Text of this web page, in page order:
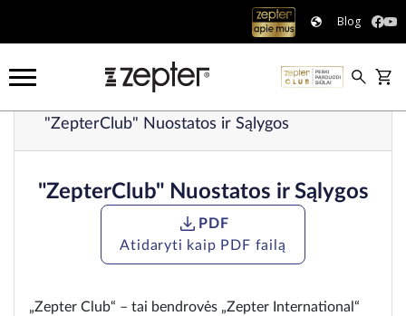
Blog
"ZepterClub" Nuostatos ir Sąlygos
"ZepterClub" Nuostatos ir Sąlygos
PDF
Atidaryti kaip PDF failą
„Zepter Club“ – tai bendrovės „Zepter International“